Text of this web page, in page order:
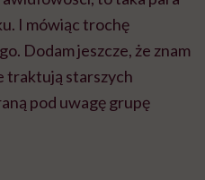
I mówiąc trochę
Dodam jeszcze, że znam
traktują starszych
pod uwagę grupę